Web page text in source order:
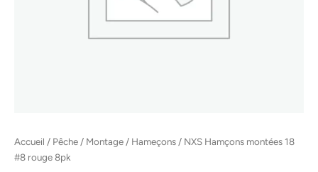
Accueil / Pêche / Montage / Hameçons / NXS Hamçons montées 18
#8 rouge 8pk